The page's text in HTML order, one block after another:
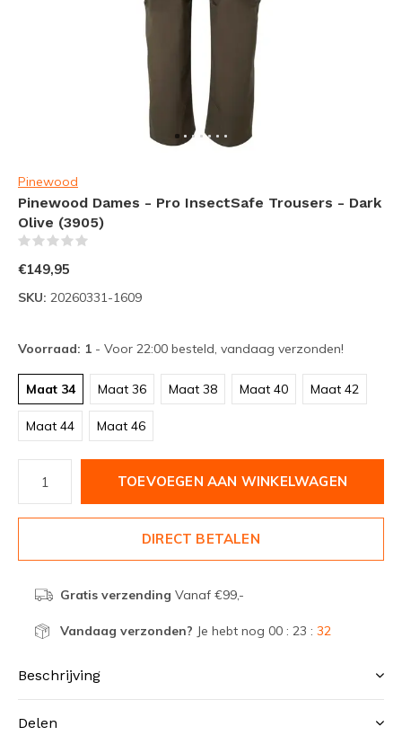
Pinewood
Pinewood Dames - Pro InsectSafe Trousers - Dark
Olive (3905)
€149,95
SKU: 20260331-1609
Voorraad: 1 - Voor 22:00 besteld, vandaag verzonden!
Maat 34 Maat 36 Maat 38 Maat 40 Maat 42
Maat 44 Maat 46
TOEVOEGEN AAN WINKELWAGEN
DIRECT BETALEN
Gratis verzending Vanaf €99,-
Vandaag verzonden? Je hebt nog 00 : 23 : 32
Beschrijving
Delen